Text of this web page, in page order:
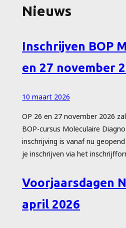
Nieuws
Inschrijven BOP
en 27 november
10 maart 2026
OP 26 en 27 november 2026
BOP-cursus Moleculaire
inschrijving is vanaf nu
je inschrijven via het
Voorjaarsdagen
april 2026